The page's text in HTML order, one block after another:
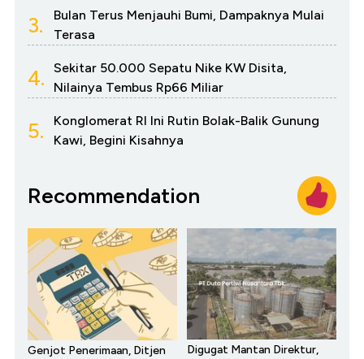
3.
Bulan Terus Menjauhi Bumi, Dampaknya Mulai
Terasa
4.
Sekitar 50.000 Sepatu Nike KW Disita,
Nilainya Tembus Rp66 Miliar
5.
Konglomerat RI Ini Rutin Bolak-Balik Gunung
Kawi, Begini Kisahnya
Recommendation
Genjot Penerimaan, Ditjen
Digugat Mantan Direktur,